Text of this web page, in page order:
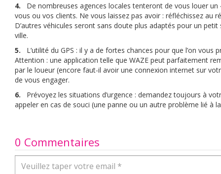
4. De nombreuses agences locales tenteront de vous louer
vous ou vos clients. Ne vous laissez pas avoir : réfléchissez au
D’autres véhicules seront sans doute plus adaptés pour un
ville.
5. L’utilité du GPS : il y a de fortes chances pour que l’on
Attention : une application telle que WAZE peut parfaitement
par le loueur (encore faut-il avoir une connexion internet sur
de vous engager.
6. Prévoyez les situations d’urgence : demandez toujours à
appeler en cas de souci (une panne ou un autre problème lié à
0 Commentaires